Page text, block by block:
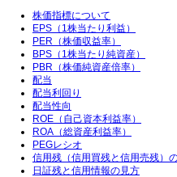
株価指標について
EPS（1株当たり利益）
PER（株価収益率）
BPS（1株当たり純資産）
PBR（株価純資産倍率）
配当
配当利回り
配当性向
ROE（自己資本利益率）
ROA（総資産利益率）
PEGレシオ
信用残（信用買残と信用売残）
日証残と信用情報の見方